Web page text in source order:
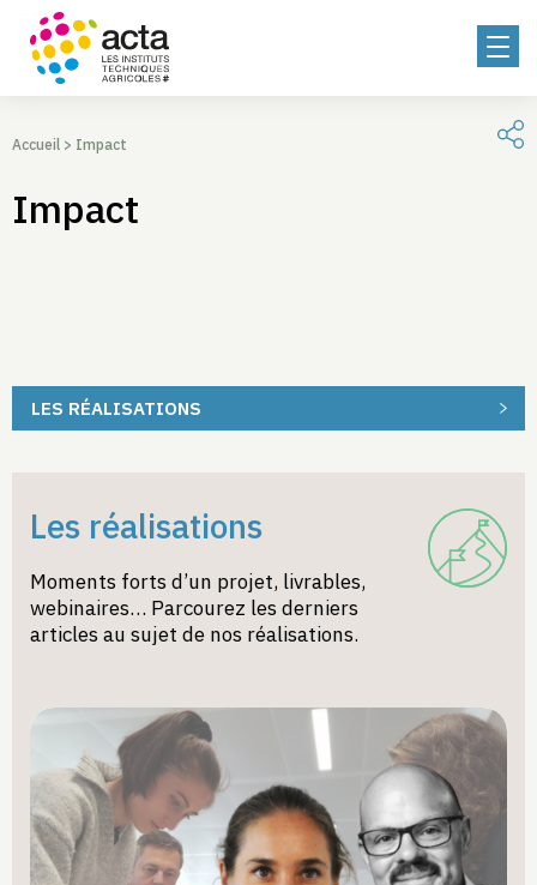
Accueil > Impact
Impact
LES RÉALISATIONS
Les réalisations
Moments forts d’un projet, livrables,
webinaires… Parcourez les derniers
articles au sujet de nos réalisations.